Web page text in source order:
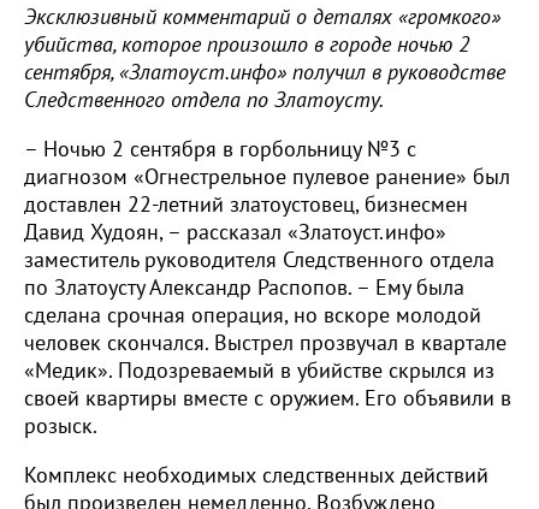
Эксклюзивный комментарий о деталях «громкого»
убийства, которое произошло в городе ночью 2
сентября, «Златоуст.инфо» получил в руководстве
Следственного отдела по Златоусту.
– Ночью 2 сентября в горбольницу №3 с
диагнозом «Огнестрельное пулевое ранение» был
доставлен 22-летний златоустовец, бизнесмен
Давид Худоян, – рассказал «Златоуст.инфо»
заместитель руководителя Следственного отдела
по Златоусту Александр Распопов. – Ему была
сделана срочная операция, но вскоре молодой
человек скончался. Выстрел прозвучал в квартале
«Медик». Подозреваемый в убийстве скрылся из
своей квартиры вместе с оружием. Его объявили в
розыск.
Комплекс необходимых следственных действий
был произведен немедленно. Возбуждено